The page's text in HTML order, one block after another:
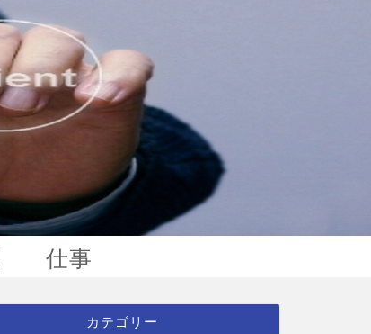
仕事
カテゴリー